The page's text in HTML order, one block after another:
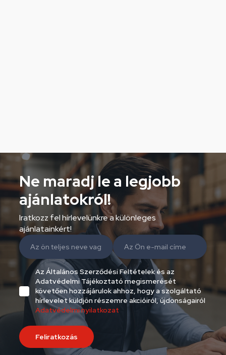
Ne maradj le a legjobb
ajánlatokról!
Iratkozz fel hírlevelünkre a különleges
ajánlatainkért!
Az Általános Szerződési Feltételek és az
Adatvédelmi Tájékoztató megismerését
követően hozzájárulok ahhoz, hogy a szolgáltató
hírlevelet küldjön részemre akcióiról, újdonságairól
Adatvédelmi nyilatkozat
Feliratkozás